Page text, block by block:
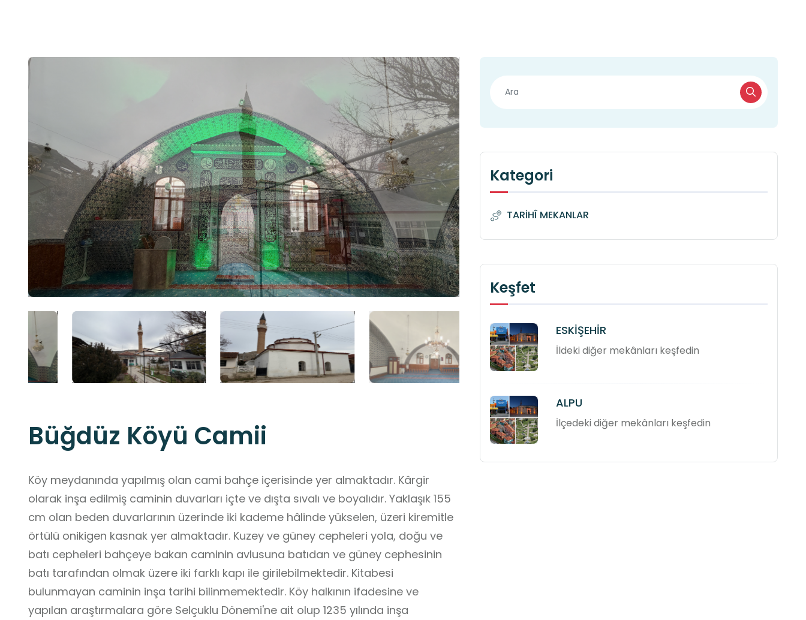
Büğdüz Köyü Camii
Köy meydanında yapılmış olan cami bahçe içerisinde yer almaktadır. Kârgir
olarak inşa edilmiş caminin duvarları içte ve dışta sıvalı ve boyalıdır. Yaklaşık 155
cm olan beden duvarlarının üzerinde iki kademe hâlinde yükselen, üzeri kiremitle
örtülü onikigen kasnak yer almaktadır. Kuzey ve güney cepheleri yola, doğu ve
batı cepheleri bahçeye bakan caminin avlusuna batıdan ve güney cephesinin
batı tarafından olmak üzere iki farklı kapı ile girilebilmektedir. Kitabesi
bulunmayan caminin inşa tarihi bilinmemektedir. Köy halkının ifadesine ve
yapılan araştırmalara göre Selçuklu Dönemi'ne ait olup 1235 yılında inşa
Kategori
TARİHÎ MEKANLAR
Keşfet
ESKİŞEHİR
İldeki diğer mekânları keşfedin
ALPU
İlçedeki diğer mekânları keşfedin